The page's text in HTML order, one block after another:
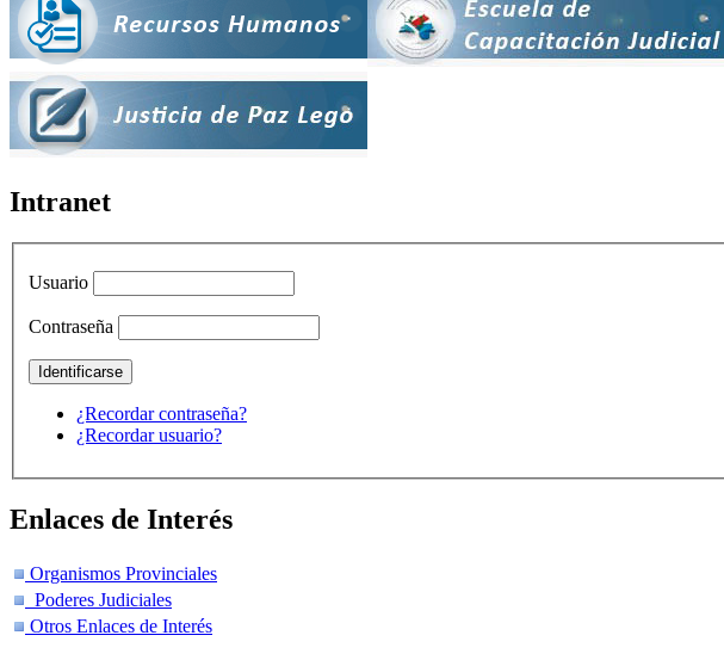
Intranet
Usuario
Contraseña
¿Recordar contraseña?
¿Recordar usuario?
Enlaces de Interés
Organismos Provinciales
Poderes Judiciales
Otros Enlaces de Interés